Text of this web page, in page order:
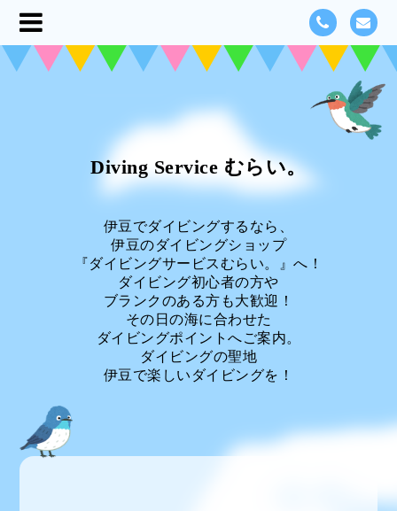
Diving Service むらい。
伊豆でダイビングするなら、
伊豆のダイビングショップ
『ダイビングサービスむらい。』へ！
ダイビング初心者の方や
ブランクのある方も大歓迎！
その日の海に合わせた
ダイビングポイントへご案内。
ダイビングの聖地
伊豆で楽しいダイビングを！